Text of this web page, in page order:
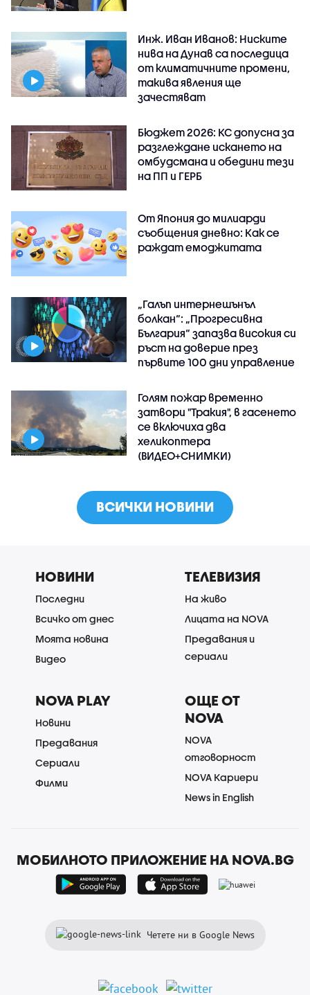
Инж. Иван Иванов: Ниските
нива на Дунав са последица
от климатичните промени,
такива явления ще
зачестяват
Бюджет 2026: КС допусна за
разглеждане искането на
омбудсмана и обедини тези
на ПП и ГЕРБ
От Япония до милиарди
съобщения дневно: Как се
раждат емоджитата
„Галъп интернешънъл
болкан“: „Прогресивна
България“ запазва високия си
ръст на доверие през
първите 100 дни управление
Голям пожар временно
затвори "Тракия", в гасенето
се включиха два
хеликоптера
(ВИДЕО+СНИМКИ)
ВСИЧКИ НОВИНИ
НОВИНИ
Последни
Всичко от днес
Моята новина
Видео
ТЕЛЕВИЗИЯ
На живо
Лицата на NOVA
Предавания и
сериали
NOVA PLAY
Новини
Предавания
Сериали
Филми
ОЩЕ ОТ
NOVA
NOVA
отговорност
NOVA Кариери
News in English
МОБИЛНОТО ПРИЛОЖЕНИЕ НА NOVA.BG
Четете ни в Google News